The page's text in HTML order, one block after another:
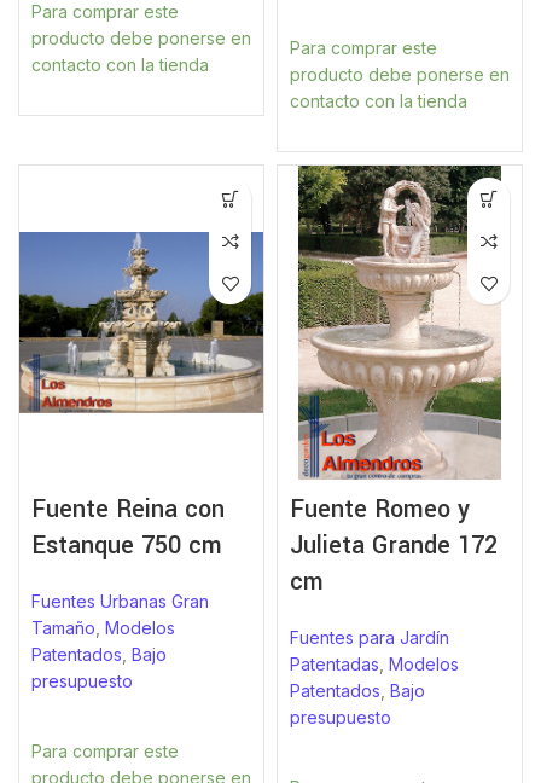
Para comprar este
producto debe ponerse en
contacto con la tienda
Para comprar este
producto debe ponerse en
contacto con la tienda
Fuente Reina con
Estanque 750 cm
Fuentes Urbanas Gran
Tamaño Modelos
Patentados Bajo
presupuesto
Para comprar este
producto debe ponerse en
Fuente Romeo y
Julieta Grande 172
cm
Fuentes para Jardín
Patentadas Modelos
Patentados Bajo
presupuesto